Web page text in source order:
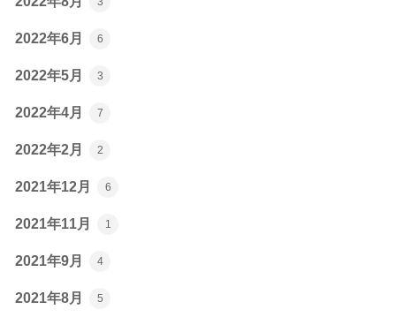
2022年6月 6
2022年5月 3
2022年4月 7
2022年2月 2
2021年12月 6
2021年11月 1
2021年9月 4
2021年8月 5